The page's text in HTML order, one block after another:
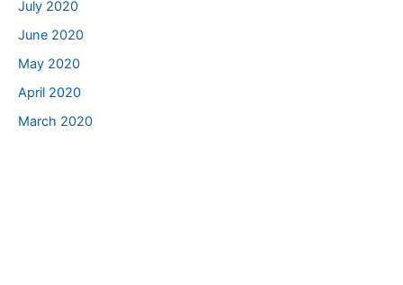
July 2020
June 2020
May 2020
April 2020
March 2020